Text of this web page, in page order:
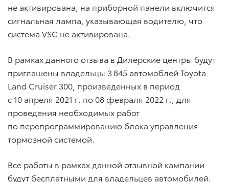
не активирована, на приборной панели включится
сигнальная лампа, указывающая водителю, что
система VSC не активирована.
В рамках данного отзыва в Дилерские центры будут
приглашены владельцы 3 845 автомоблей Toyota
Land Cruiser 300, произведенных в период
с 10 апреля 2021 г. по 08 февраля 2022 г., для
проведения необходимых работ
по перепрограммированию блока управления
тормозной системой.
Все работы в рамках данной отзывной кампании
будут бесплатными для владельцев автомобилей.